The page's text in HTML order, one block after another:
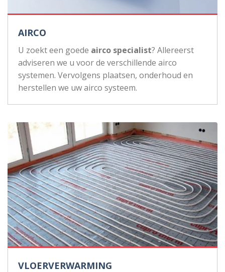
AIRCO
U zoekt een goede airco specialist? Allereerst
adviseren we u voor de verschillende airco
systemen. Vervolgens plaatsen, onderhoud en
herstellen we uw airco systeem.
VLOERVERWARMING